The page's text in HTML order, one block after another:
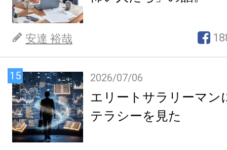
安達 裕哉
15 2026/07/06
エリートサラリーマン
テラシーを見た